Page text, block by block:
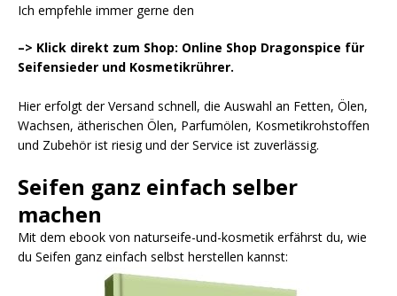
Ich empfehle immer gerne den
–> Klick direkt zum Shop: Online Shop Dragonspice für
Seifensieder und Kosmetikrührer.
Hier erfolgt der Versand schnell, die Auswahl an Fetten, Ölen,
Wachsen, ätherischen Ölen, Parfumölen, Kosmetikrohstoffen
und Zubehör ist riesig und der Service ist zuverlässig.
Seifen ganz einfach selber
machen
Mit dem ebook von naturseife-und-kosmetik erfährst du, wie
du Seifen ganz einfach selbst herstellen kannst: